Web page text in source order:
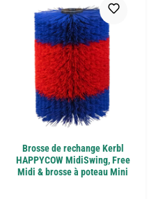
Brosse de rechange Kerbl
HAPPYCOW MidiSwing, Free
Midi & brosse à poteau Mini